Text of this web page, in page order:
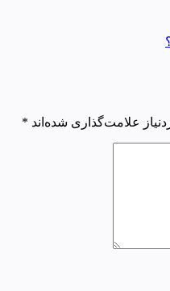
علامت‌گذاری شده‌اند *